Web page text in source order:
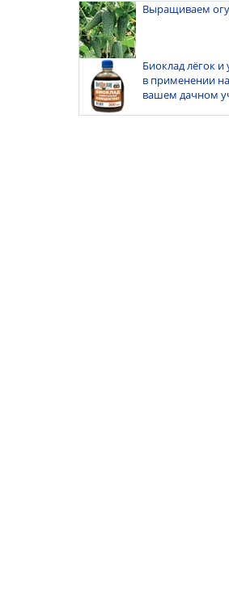
Выращиваем
Биоклад лёгок и
в применении на
вашем дачном